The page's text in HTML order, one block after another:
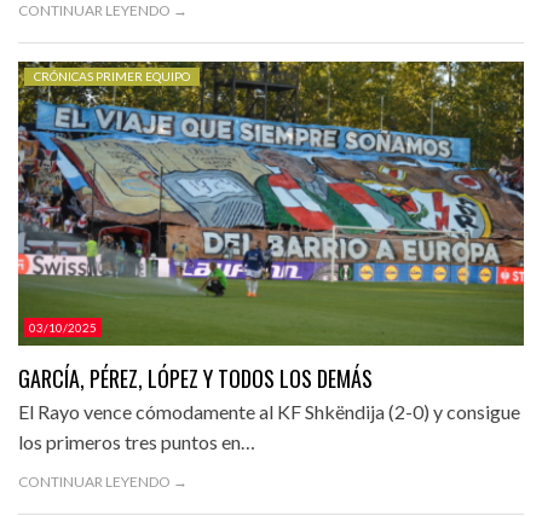
CONTINUAR LEYENDO →
03/10/2025
CRÓNICAS PRIMER EQUIPO
GARCÍA, PÉREZ, LÓPEZ Y TODOS LOS DEMÁS
El Rayo vence cómodamente al KF Shkëndija (2-0) y consigue
los primeros tres puntos en…
CONTINUAR LEYENDO →